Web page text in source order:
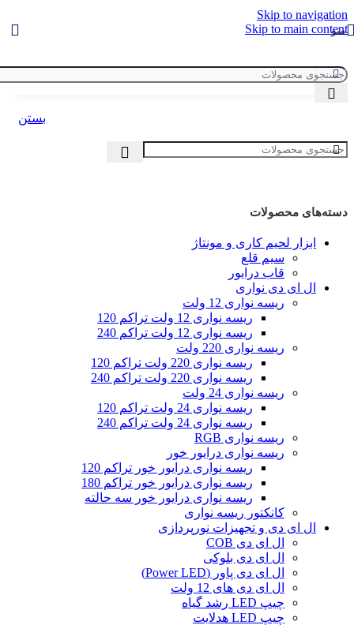
Skip to navigation
Skip to main content
منو
بستن
دسته‌های محصولات
ابزار لحیم کاری و مونتاژ
سیم قلع
قاب درایور
ال ای دی‌ نواری
ریسه نواری 12 ولت
ریسه نواری 12 ولت تراکم 120
ریسه نواری 12 ولت تراکم 240
ریسه نواری 220 ولت
ریسه نواری 220 ولت تراکم 120
ریسه نواری 220 ولت تراکم 240
ریسه نواری 24 ولت
ریسه نواری 24 ولت تراکم 120
ریسه نواری 24 ولت تراکم 240
ریسه نواری RGB
ریسه نواری درایور خور
ریسه نواری درایور خور تراکم 120
ریسه نواری درایور خور تراکم 180
ریسه نواری درایور خور سه حالته
کانکتور ریسه نواری
ال‌ ای‌ دی و تجهیزات نورپردازی
ال ای دی COB
ال ای دی بلوکی
ال ای دی پاور (Power LED)
ال ای دی‌ های 12 ولت
چیپ‌ LED رشد گیاه
چیپ‌ LED هدلایت